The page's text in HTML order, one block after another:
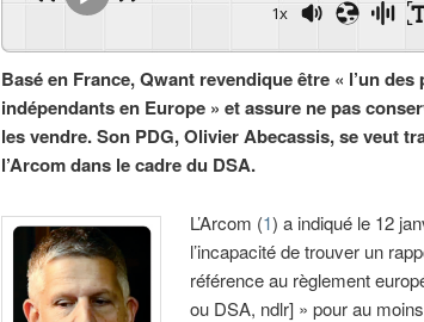
1x
Basé en France, Qwant revendique être « l’un
indépendants en Europe » et assure ne pas
les vendre. Son PDG, Olivier Abecassis, se veut
l’Arcom dans le cadre du DSA.
L’Arcom (1) a indiqué le 12
l’incapacité de trouver un
référence au règlement
ou DSA, ndlr] » pour au